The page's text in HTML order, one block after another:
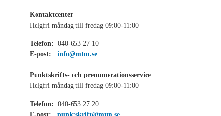
Kontaktcenter
Helgfri måndag till fredag 09:00-11:00
Telefon: 040-653 27 10
E-post:
info@mtm.se
Punktskrifts- och prenumerationsservice
Helgfri måndag till fredag 09:00-11:00
Telefon: 040-653 27 20
E-post:
punktskrift@mtm.se